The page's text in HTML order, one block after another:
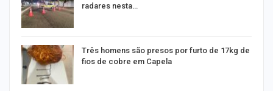
radares nesta…
Três homens são presos por furto de 17kg de
fios de cobre em Capela